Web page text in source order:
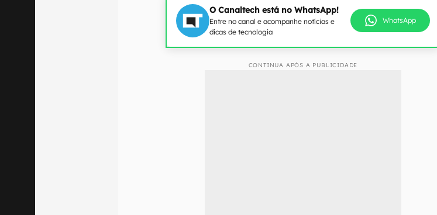
O Canaltech está no WhatsApp!
Entre no canal e acompanhe notícias e
dicas de tecnologia
WhatsApp
CONTINUA APÓS A PUBLICIDADE